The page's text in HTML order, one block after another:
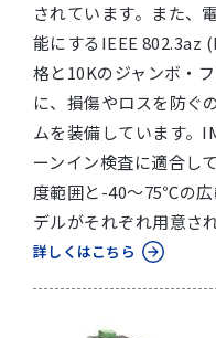
されています。また、
能にするIEEE
格と10Kのジャンボ・
に、損傷やロスを防ぐ
ムを装備しています。
ーンイン検査に適合し
度範囲と-40～75℃の
デルがそれぞれ用意さ
詳しくはこちら